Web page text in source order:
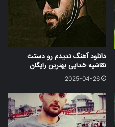
دانلود آهنگ ندیدم رو دستت
نقاشیه خدایی بهترین رایگان
2025-04-26